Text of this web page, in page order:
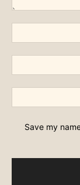
Save my